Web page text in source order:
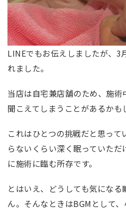
LINEでもお伝えしましたが、3
れました。
当店は自宅兼店舗のため、施
聞こえてしまうことがあるかも
これはひとつの挑戦だと思って
らないくらい深く眠っていた
に施術に臨む所存です。
とはいえ、どうしても気にな
ん。そんなときはBGMとして